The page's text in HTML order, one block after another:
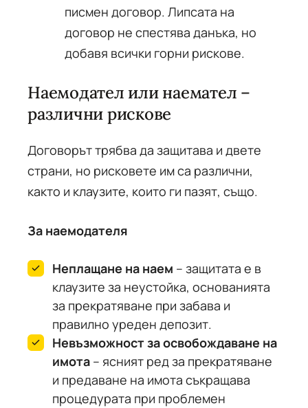
писмен договор. Липсата на
договор не спестява данъка, но
добавя всички горни рискове.
Наемодател или наемател –
различни рискове
Договорът трябва да защитава и двете
страни, но рисковете им са различни,
както и клаузите, които ги пазят, също.
За наемодателя
Неплащане на наем – защитата е в
клаузите за неустойка, основанията
за прекратяване при забава и
правилно уреден депозит.
Невъзможност за освобождаване на
имота – ясният ред за прекратяване
и предаване на имота съкращава
процедурата при проблемен